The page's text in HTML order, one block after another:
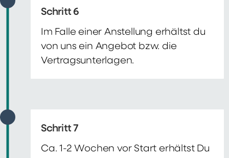
Schritt 6
Im Falle einer Anstellung erhältst du
von uns ein Angebot bzw. die
Vertragsunterlagen.
Schritt 7
Ca. 1-2 Wochen vor Start erhältst Du